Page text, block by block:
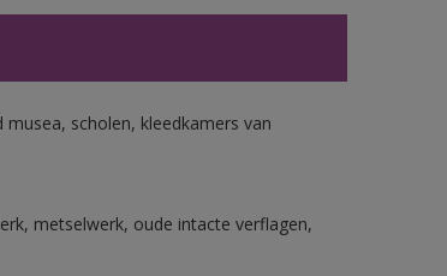
scholen, kleedkamers van
metselwerk, oude intacte verflagen,